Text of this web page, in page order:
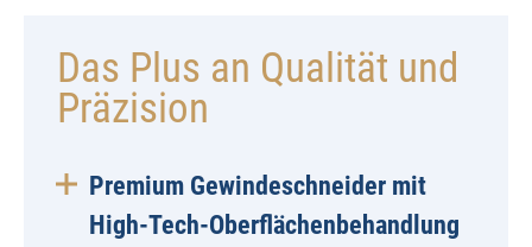
Das Plus an Qualität und
Präzision
Premium Gewindeschneider mit
High-Tech-Oberflächenbehandlung